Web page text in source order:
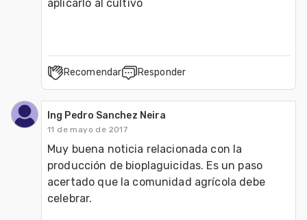
Recomendar Responder
Ing Pedro Sanchez Neira
11 de mayo de 2017
Muy buena noticia relacionada con la
producción de bioplaguicidas. Es un paso
acertado que la comunidad agrícola debe
celebrar.